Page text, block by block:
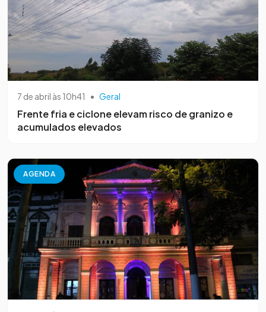
7 de abril às 10h41 • Geral
Frente fria e ciclone elevam risco de granizo e
acumulados elevados
AGENDA